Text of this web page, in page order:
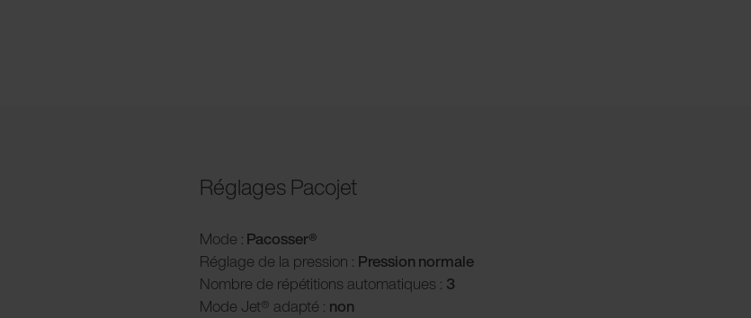
Réglages Pacojet
Mode : Pacosser®
Réglage de la pression : Pression normale
Nombre de répétitions automatiques : 3
Mode Jet® adapté : non